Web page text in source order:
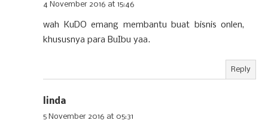
4 November 2016 at 15:46
wah KuDO emang membantu buat bisnis onlen,
khususnya para BuIbu yaa.
Reply
linda
5 November 2016 at 05:31